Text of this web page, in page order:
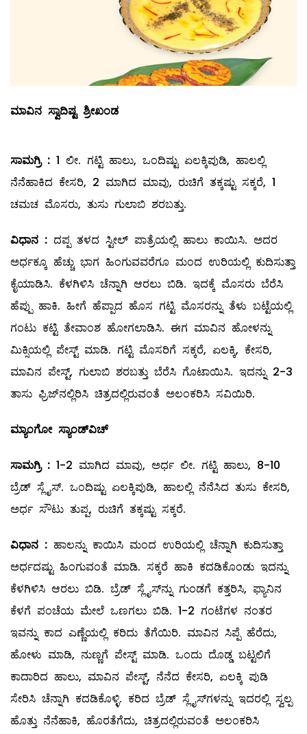
ಮಾವಿನ ಸ್ವಾದಿಷ್ಟ ಶ್ರೀಖಂಡ
ಸಾಮಗ್ರಿ: 1 ಲೀ. ಗಟ್ಟಿ ಹಾಲು, ಒಂದಿಷ್ಟು ಏಲಕ್ಕಿಪುಡಿ, ಹಾಲಲ್ಲಿ
ನೆನೆಹಾಕಿದ ಕೇಸರಿ, 2 ಮಾಗಿದ ಮಾವು, ರುಚಿಗೆ ತಕ್ಕಷ್ಟು ಸಕ್ಕರೆ, 1
ಚಮಚ ಮೊಸರು, ತುಸು ಗುಲಾಬಿ ಶರಬತ್ತು.
ವಿಧಾನ : ದಪ್ಪ ತಳದ ಸ್ಟೀಲ್ ಪಾತ್ರೆಯಲ್ಲಿ ಹಾಲು ಕಾಯಿಸಿ. ಅದರ
ಅರ್ಧಕ್ಕೂ ಹೆಚ್ಚು ಭಾಗ ಹಿಂಗುವವರೆಗೂ ಮಂದ ಉರಿಯಲ್ಲಿ ಕುದಿಸುತ್ತಾ
ಕೈಯಾಡಿಸಿ. ಕೆಳಗಿಳಿಸಿ ಚೆನ್ನಾಗಿ ಆರಲು ಬಿಡಿ. ಇದಕ್ಕೆ ಮೊಸರು ಬೆರೆಸಿ
ಹೆಪ್ಪು ಹಾಕಿ. ಹೀಗೆ ಹೆಪ್ಪಾದ ಹೊಸ ಗಟ್ಟಿ ಮೊಸರನ್ನು ತೆಳು ಬಟ್ಟೆಯಲ್ಲಿ
ಗಂಟು ಕಟ್ಟಿ ತೇವಾಂಶ ಹೋಗಲಾಡಿಸಿ. ಈಗ ಮಾವಿನ ಹೋಳನ್ನು
ಮಿಕ್ಸಿಯಲ್ಲಿ ಪೇಸ್ಟ್ ಮಾಡಿ. ಗಟ್ಟಿ ಮೊಸರಿಗೆ ಸಕ್ಕರೆ, ಏಲಕ್ಕಿ, ಕೇಸರಿ,
ಮಾವಿನ ಪೇಸ್ಟ್, ಗುಲಾಬಿ ಶರಬತ್ತು ಬೆರೆಸಿ ಗೊಟಾಯಿಸಿ. ಇದನ್ನು 2-3
ತಾಸು ಫ್ರಿಜ್‌ನಲ್ಲಿರಿಸಿ ಚಿತ್ರದಲ್ಲಿರುವಂತೆ ಅಲಂಕರಿಸಿ ಸವಿಯಿರಿ.
ಮ್ಯಾಂಗೋ ಸ್ಯಾಂಡ್‌ವಿಚ್‌
ಸಾಮಗ್ರಿ: 1-2 ಮಾಗಿದ ಮಾವು, ಅರ್ಧ ಲೀ. ಗಟ್ಟಿ ಹಾಲು, 8-10
ಬ್ರೆಡ್‌ ಸ್ಲೈಸ್‌. ಒಂದಿಷ್ಟು ಏಲಕ್ಕಿಪುಡಿ, ಹಾಲಲ್ಲಿ ನೆನೆಸಿದ ತುಸು ಕೇಸರಿ,
ಅರ್ಧ ಸೌಟು ತುಪ್ಪ, ರುಚಿಗೆ ತಕ್ಕಷ್ಟು ಸಕ್ಕರೆ.
ವಿಧಾನ : ಹಾಲನ್ನು ಕಾಯಿಸಿ ಮಂದ ಉರಿಯಲ್ಲಿ ಚೆನ್ನಾಗಿ ಕುದಿಸುತ್ತಾ
ಅರ್ಧದಷ್ಟು ಹಿಂಗುವಂತೆ ಮಾಡಿ. ಸಕ್ಕರೆ ಹಾಕಿ ಕದಡಿಕೊಂಡು ಇದನ್ನು
ಕೆಳಗಿಳಿಸಿ ಆರಲು ಬಿಡಿ. ಬ್ರೆಡ್‌ ಸ್ಲೈಸ್‌ನ್ನು ಗುಂಡಗೆ ಕತ್ತರಿಸಿ, ಫ್ಯಾನಿನ
ಕೆಳಗೆ ಪಂಚೆಯ ಮೇಲೆ ಒಣಗಲು ಬಿಡಿ. 1-2 ಗಂಟೆಗಳ ನಂತರ
ಇವನ್ನು ಕಾದ ಎಣ್ಣೆಯಲ್ಲಿ ಕರಿದು ತೆಗೆಯಿರಿ. ಮಾವಿನ ಸಿಪ್ಪೆ ಹೆರೆದು,
ಹೋಳು ಮಾಡಿ, ನುಣ್ಣಗೆ ಪೇಸ್ಟ್ ಮಾಡಿ. ಒಂದು ದೊಡ್ಡ ಬಟ್ಟಲಿಗೆ
ಕಾದಾರಿದ ಹಾಲು, ಮಾವಿನ ಪೇಸ್ಟ್, ನೆನೆದ ಕೇಸರಿ, ಏಲಕ್ಕಿ ಪುಡಿ
ಸೇರಿಸಿ ಚೆನ್ನಾಗಿ ಕದಡಿಕೊಳ್ಳಿ. ಕರಿದ ಬ್ರೆಡ್‌ ಸ್ಲೈಸ್‌ಗಳನ್ನು ಇದರಲ್ಲಿ ಸ್ವಲ್ಪ
ಹೊತ್ತು ನೆನೆಹಾಕಿ, ಹೊರತೆಗೆದು, ಚಿತ್ರದಲ್ಲಿರುವಂತೆ ಅಲಂಕರಿಸಿ